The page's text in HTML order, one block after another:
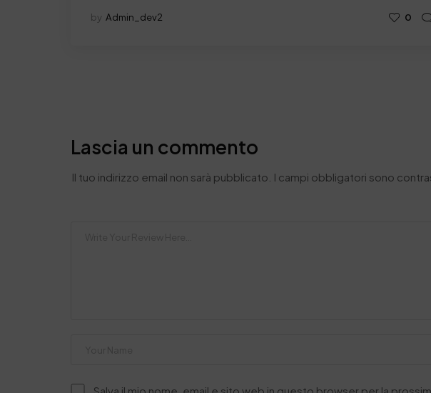
by Admin_dev2 0
Lascia un commento
Il tuo indirizzo email non sarà pubblicato. I campi obbligatori sono